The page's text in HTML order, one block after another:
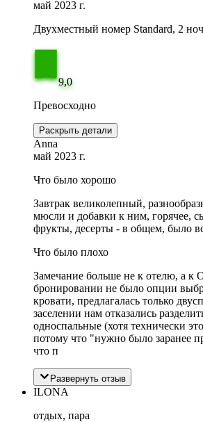
май 2023 г.
Двухместный номер Standard, 2
9,0
Превосходно
Раскрыть детали
Anna
май 2023 г.
Что было хорошо
Завтрак великолепный,
мюсли и добавки к ним, горячее,
фрукты, десерты - в общем, было
Что было плохо
Замечание больше не к отелю, а к
бронировании не было опции
кровати, предлагалась только
заселении нам отказались
односпальные (хотя технически
потому что "нужно было заранее
что п
Развернуть отзыв
ILONA
отдых, пара